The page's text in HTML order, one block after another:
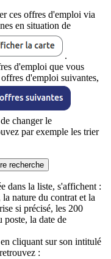
ces offres d'emploi via
en situation de
.
d'emploi que vous
d'emploi suivantes,
changer le
par exemple les trier
recherche
dans la liste, s'affichent :
nature du contrat et la
si précisé, les 200
poste, la date de
cliquant sur son intitulé
: